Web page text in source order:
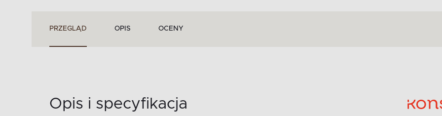
PRZEGLĄD OPIS OCENY
Opis i specyfikacja